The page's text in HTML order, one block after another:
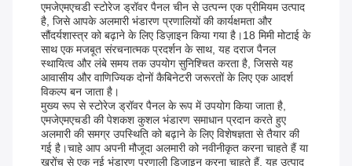
एमजेएमएचडी स्टोरेज ड्रॉवर पैनल चीन से उत्पन्न एक प्रीमियम उत्पाद
है, जिसे आपके अलमारी भंडारण प्रणालियों की कार्यक्षमता और
सौंदर्यशास्त्र को बढ़ाने के लिए डिज़ाइन किया गया है।18 मिमी मोटाई के
साथ एक मजबूत संरचनात्मक प्रदर्शन के साथ, यह दराज पैनल
स्थायित्व और लंबे समय तक उपयोग सुनिश्चित करता है, जिससे यह
आवासीय और वाणिज्यिक दोनों कैबिनेटरी जरूरतों के लिए एक आदर्श
विकल्प बन जाता है।
मुख्य रूप से स्टोरेज ड्रॉवर पैनल के रूप में उपयोग किया जाता है,
एमजेएमएचडी की पेशकश कुशल भंडारण समाधान प्रदान करते हुए
अलमारी की समग्र उपस्थिति को बढ़ाने के लिए विशेषज्ञता से तैयार की
गई है।चाहे आप अपनी मौजूदा अलमारी को नवीनीकृत करना चाहते हैं या
खरोंच से एक नई भंडारण प्रणाली डिजाइन करना चाहते हैं, यह उत्पाद